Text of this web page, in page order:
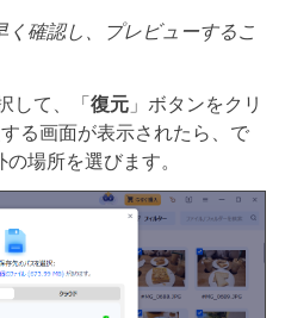
確認し、プレビューするこ
して、「復元」ボタンをクリ
る画面が表示されたら、で
場所を選びます。